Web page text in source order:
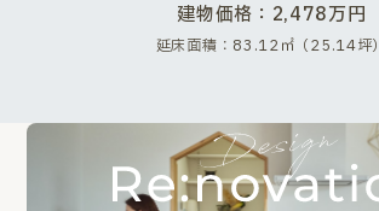
建物価格：2,478万円
延床面積：83.12㎡（25.14坪）